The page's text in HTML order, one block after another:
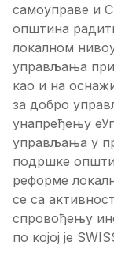
самоуправе и
општина
локалном
управљања
као и на
за добро
унапређењу
управљања у
подршке
реформе
се са
спровођењу
по којој је